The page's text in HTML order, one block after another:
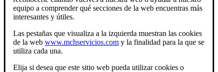
equipo a comprender qué secciones de la web encuentras más
interesantes y útiles.
Las pestañas que visualiza a la izquierda muestran las cookies
de la web www.mchservicios.com y la finalidad para la que se
utiliza cada una.
Elija si desea que este sitio web pueda utilizar cookies o